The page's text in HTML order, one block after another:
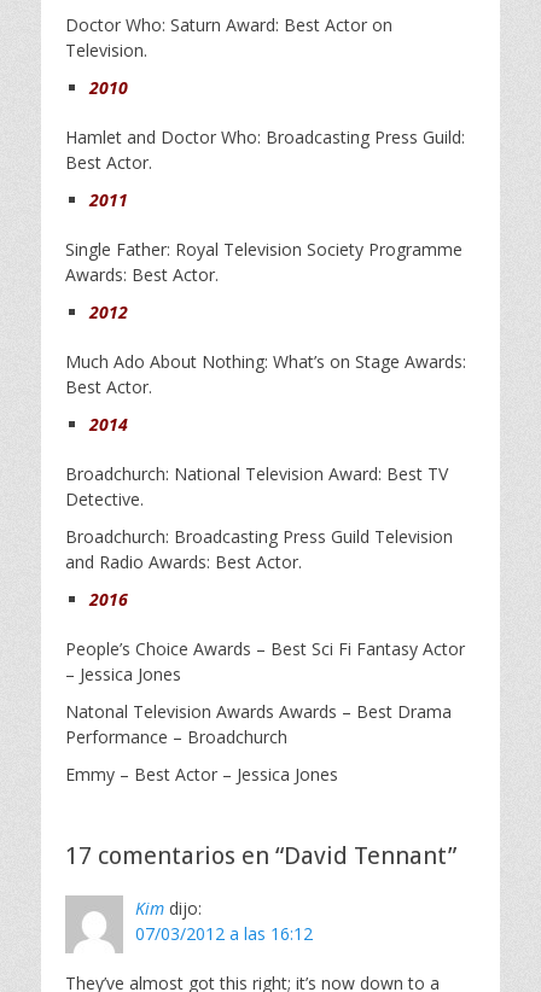
Doctor Who: Saturn Award: Best Actor on
Television.
2010
Hamlet and Doctor Who: Broadcasting Press Guild:
Best Actor.
2011
Single Father: Royal Television Society Programme
Awards: Best Actor.
2012
Much Ado About Nothing: What’s on Stage Awards:
Best Actor.
2014
Broadchurch: National Television Award: Best TV
Detective.
Broadchurch: Broadcasting Press Guild Television
and Radio Awards: Best Actor.
2016
People’s Choice Awards – Best Sci Fi Fantasy Actor
– Jessica Jones
Natonal Television Awards Awards – Best Drama
Performance – Broadchurch
Emmy – Best Actor – Jessica Jones
17 comentarios en “David Tennant”
Kim dijo:
07/03/2012 a las 16:12
They’ve almost got this right; it’s now down to a